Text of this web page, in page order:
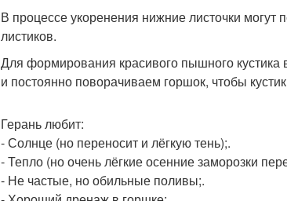
В процессе укоренения нижние листочки могут
листиков.
Для формирования красивого пышного
и постоянно поворачиваем горшок, чтобы
Герань любит:
- Солнце (но переносит и лёгкую тень);.
- Тепло (но очень лёгкие осенние заморозки
- Не частые, но обильные поливы;.